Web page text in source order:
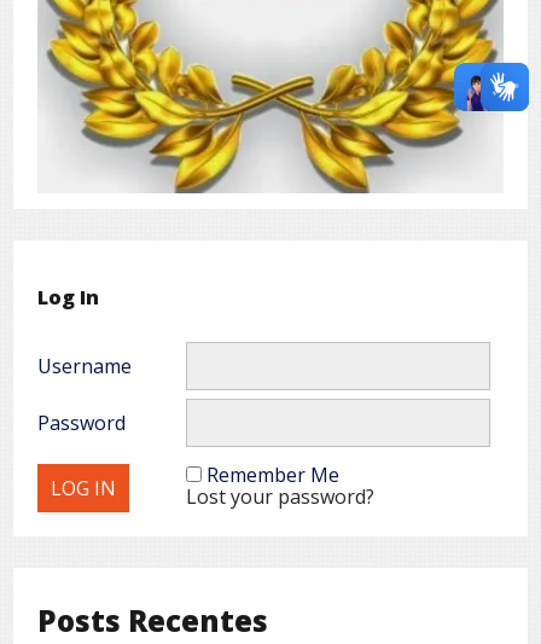
Log In
Username
Password
Remember Me
Lost your password?
Posts Recentes